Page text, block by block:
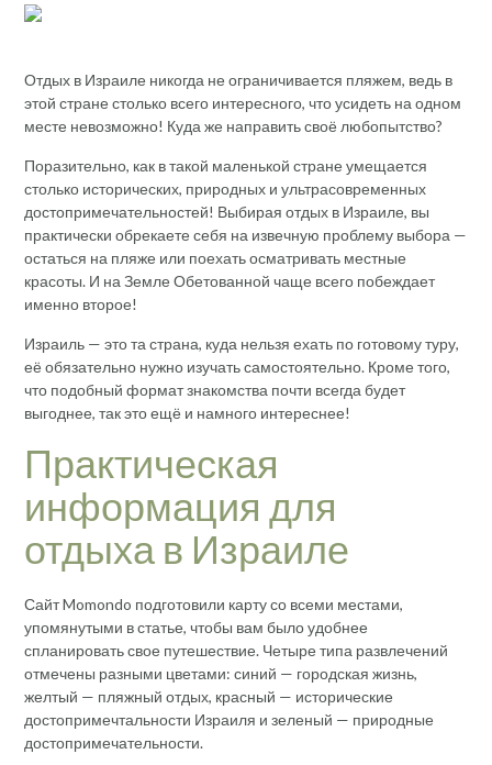
Отдых в Израиле никогда не ограничивается пляжем, ведь в
этой стране столько всего интересного, что усидеть на одном
месте невозможно! Куда же направить своё любопытство?
Поразительно, как в такой маленькой стране умещается
столько исторических, природных и ультрасовременных
достопримечательностей! Выбирая отдых в Израиле, вы
практически обрекаете себя на извечную проблему выбора —
остаться на пляже или поехать осматривать местные
красоты. И на Земле Обетованной чаще всего побеждает
именно второе!
Израиль — это та страна, куда нельзя ехать по готовому туру,
её обязательно нужно изучать самостоятельно. Кроме того,
что подобный формат знакомства почти всегда будет
выгоднее, так это ещё и намного интереснее!
Практическая
информация для
отдыха в Израиле
Сайт Momondo подготовили карту со всеми местами,
упомянутыми в статье, чтобы вам было удобнее
спланировать свое путешествие. Четыре типа развлечений
отмечены разными цветами: синий — городская жизнь,
желтый — пляжный отдых, красный — исторические
достопримечтальности Израиля и зеленый — природные
достопримечательности.